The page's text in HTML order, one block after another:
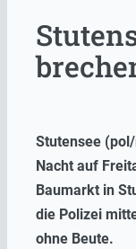
Stutensee
Nacht auf
Baumarkt in
die Polizei
ohne Beute.